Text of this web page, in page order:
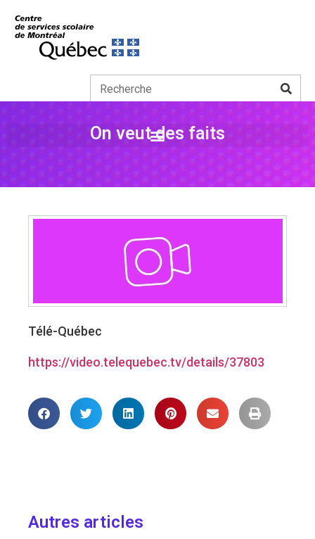
On veut des faits
Télé-Québec
https://video.telequebec.tv/details/37803
Autres articles